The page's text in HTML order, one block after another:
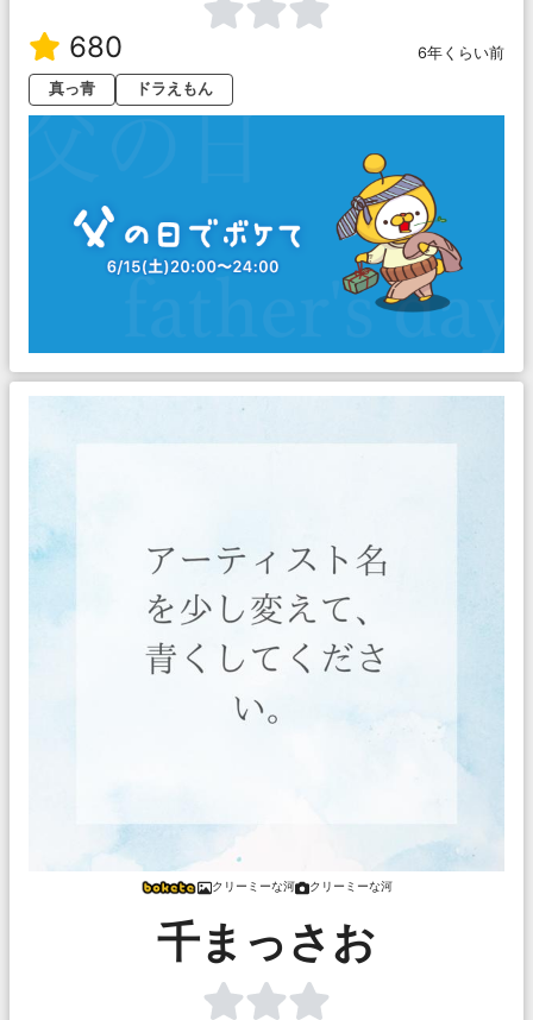
680
6年くらい前
真っ青
ドラえもん
クリーミーな河 クリーミーな河
千まっさお